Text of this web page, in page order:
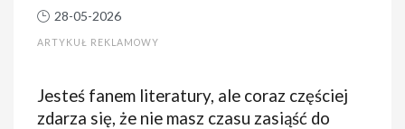
28-05-2026
ARTYKUŁ REKLAMOWY
Jesteś fanem literatury, ale coraz częściej
zdarza się, że nie masz czasu zasiąść do